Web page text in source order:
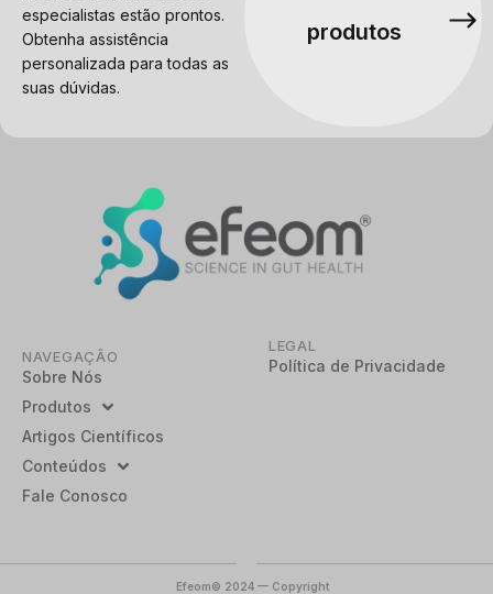
especialistas estão prontos.
Obtenha assistência
personalizada para todas as
suas dúvidas.
produtos
NAVEGAÇÃO
Sobre Nós
Produtos
Artigos Científicos
Conteúdos
Fale Conosco
LEGAL
Política de Privacidade
Efeom© 2024 — Copyright